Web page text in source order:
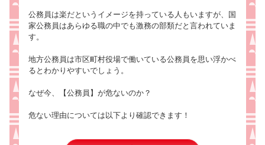
公務員は楽だというイメージを持っている人もいますが、国
家公務員はあらゆる職の中でも激務の部類だと言われていま
す。
地方公務員は市区町村役場で働いている公務員を思い浮かべ
るとわかりやすいでしょう。
なぜ今、【公務員】が危ないのか？
危ない理由については以下より確認できます！